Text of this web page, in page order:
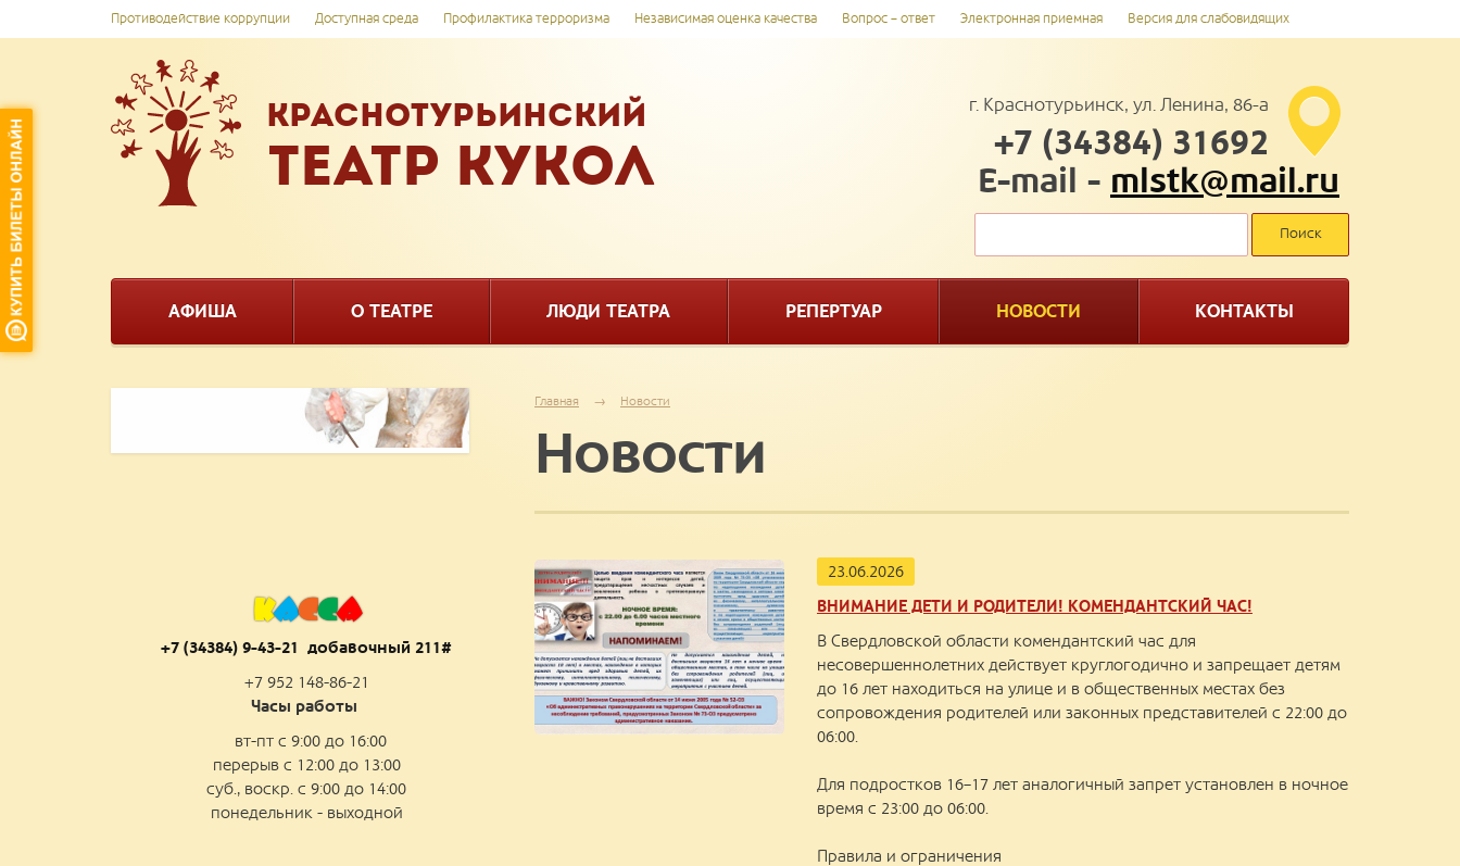
Противодействие коррупции Доступная среда Профилактика терроризма Независимая оценка качества Вопрос – ответ Электронная приемная Версия для слабовидящих
КРАСНОТУРЬИНСКИЙ
ТЕАТР КУКОЛ
г. Краснотурьинск, ул. Ленина, 86-а
+7 (34384) 31692
E-mail - mlstk@mail.ru
АФИША О ТЕАТРЕ ЛЮДИ ТЕАТРА РЕПЕРТУАР НОВОСТИ КОНТАКТЫ
Главная → Новости
Новости
23.06.2026
ВНИМАНИЕ ДЕТИ И РОДИТЕЛИ! КОМЕНДАНТСКИЙ ЧАС!
В Свердловской области комендантский час для
несовершеннолетних действует круглогодично и запрещает детям
до 16 лет находиться на улице и в общественных местах без
сопровождения родителей или законных представителей с 22:00 до
06:00.
Для подростков 16–17 лет аналогичный запрет установлен в ночное
время с 23:00 до 06:00.
Правила и ограничения
КАССА
+7 (34384) 9-43-21 добавочный 211#
+7 952 148-86-21
Часы работы
вт-пт с 9:00 до 16:00
перерыв с 12:00 до 13:00
суб., воскр. с 9:00 до 14:00
понедельник - выходной